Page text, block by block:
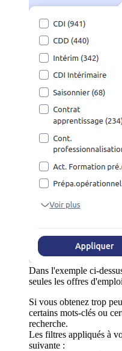
Dans l'exemple ci-
seules les offres
Si vous obtenez trop
certains mots-clés ou
recherche.
Les filtres appliqués à
suivante :